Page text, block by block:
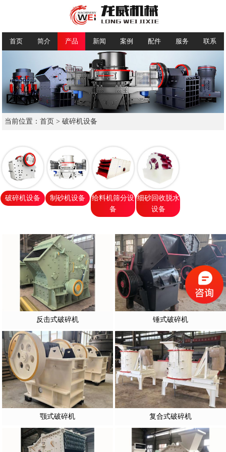
首页 简介 产品 新闻 案例 配件 服务 联系
当前位置： 首页 > 破碎机设备
破碎机设备 制砂机设备
给料机筛分设
备
细砂回收脱水
设备
反击式破碎机 锤式破碎机
颚式破碎机 复合式破碎机